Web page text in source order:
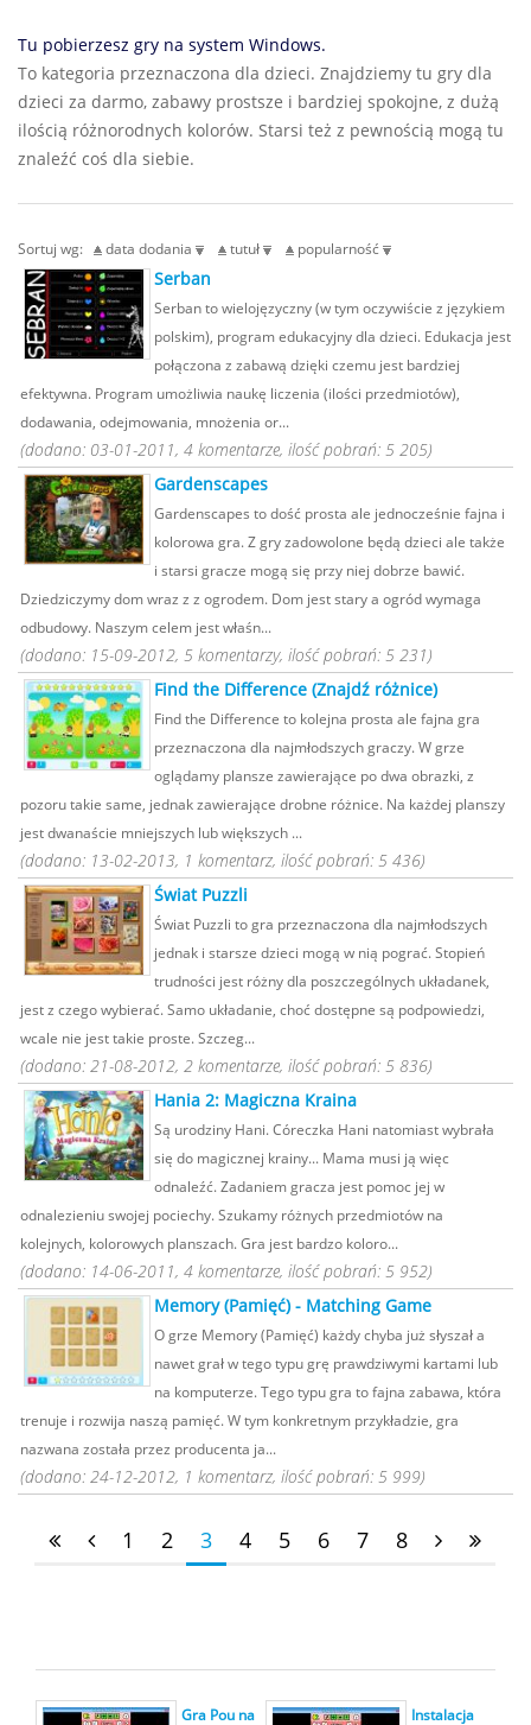
Tu pobierzesz gry na system Windows.
To kategoria przeznaczona dla dzieci. Znajdziemy tu gry dla
dzieci za darmo, zabawy prostsze i bardziej spokojne, z dużą
ilością różnorodnych kolorów. Starsi też z pewnością mogą tu
znaleźć coś dla siebie.
Sortuj wg: data dodania tutuł popularność
Serban
Serban to wielojęzyczny (w tym oczywiście z językiem
polskim), program edukacyjny dla dzieci. Edukacja jest
połączona z zabawą dzięki czemu jest bardziej
efektywna. Program umożliwia naukę liczenia (ilości przedmiotów),
dodawania, odejmowania, mnożenia or...
(dodano: 03-01-2011, 4 komentarze, ilość pobrań: 5 205)
Gardenscapes
Gardenscapes to dość prosta ale jednocześnie fajna i
kolorowa gra. Z gry zadowolone będą dzieci ale także
i starsi gracze mogą się przy niej dobrze bawić.
Dziedziczymy dom wraz z z ogrodem. Dom jest stary a ogród wymaga
odbudowy. Naszym celem jest właśn...
(dodano: 15-09-2012, 5 komentarzy, ilość pobrań: 5 231)
Find the Difference (Znajdź różnice)
Find the Difference to kolejna prosta ale fajna gra
przeznaczona dla najmłodszych graczy. W grze
oglądamy plansze zawierające po dwa obrazki, z
pozoru takie same, jednak zawierające drobne różnice. Na każdej planszy
jest dwanaście mniejszych lub większych ...
(dodano: 13-02-2013, 1 komentarz, ilość pobrań: 5 436)
Świat Puzzli
Świat Puzzli to gra przeznaczona dla najmłodszych
jednak i starsze dzieci mogą w nią pograć. Stopień
trudności jest różny dla poszczególnych układanek,
jest z czego wybierać. Samo układanie, choć dostępne są podpowiedzi,
wcale nie jest takie proste. Szczeg...
(dodano: 21-08-2012, 2 komentarze, ilość pobrań: 5 836)
Hania 2: Magiczna Kraina
Są urodziny Hani. Córeczka Hani natomiast wybrała
się do magicznej krainy... Mama musi ją więc
odnaleźć. Zadaniem gracza jest pomoc jej w
odnalezieniu swojej pociechy. Szukamy różnych przedmiotów na
kolejnych, kolorowych planszach. Gra jest bardzo koloro...
(dodano: 14-06-2011, 4 komentarze, ilość pobrań: 5 952)
Memory (Pamięć) - Matching Game
O grze Memory (Pamięć) każdy chyba już słyszał a
nawet grał w tego typu grę prawdziwymi kartami lub
na komputerze. Tego typu gra to fajna zabawa, która
trenuje i rozwija naszą pamięć. W tym konkretnym przykładzie, gra
nazwana została przez producenta ja...
(dodano: 24-12-2012, 1 komentarz, ilość pobrań: 5 999)
1 2 3 4 5 6 7 8
Gra Pou na
Instalacja